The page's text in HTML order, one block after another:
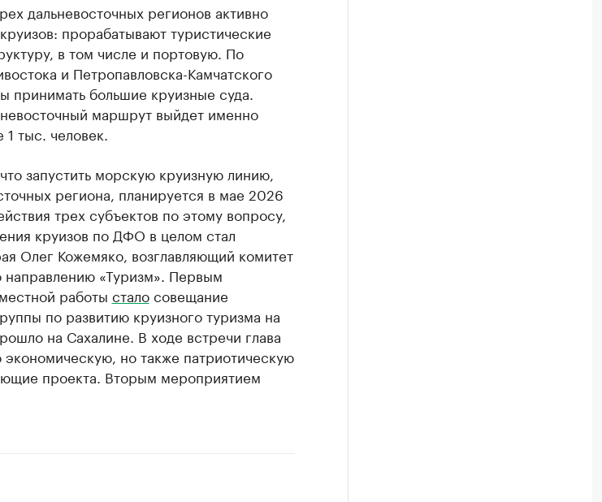
дальневосточных регионов активно
прорабатывают туристические
в том числе и портовую. По
и Петропавловска-Камчатского
принимать большие круизные суда.
маршрут выйдет именно
тыс. человек.
, что запустить морскую круизную линию,
региона, планируется в мае 2026
трех субъектов по этому вопросу,
круизов по ДФО в целом стал
Олег Кожемяко, возглавляющий комитет
направлению «Туризм». Первым
работы сталосовещание
по развитию круизного туризма на
на Сахалине. В ходе встречи глава
но также патриотическую
проекта. Вторым мероприятием